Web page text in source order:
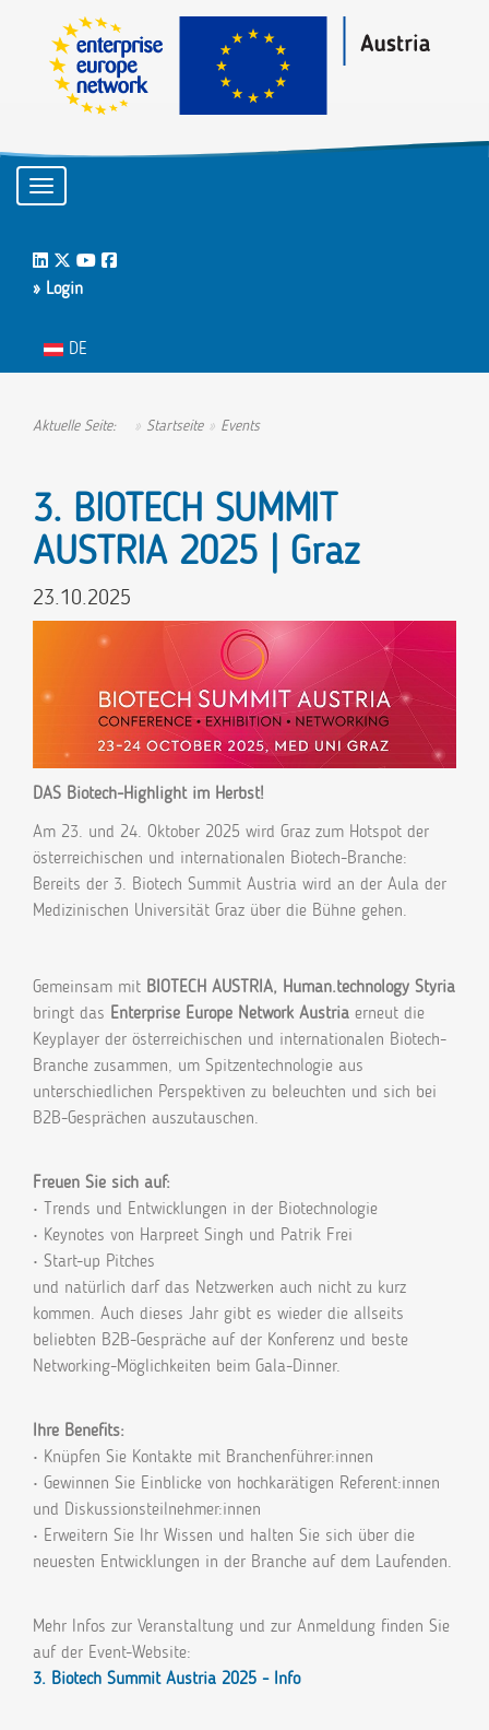
Toggle navigation
LinkedIn
Twitter
Youtube
Facebook
» Login
Sprache auswählen
DE
Aktuelle Seite: Startseite Events
3. BIOTECH SUMMIT
AUSTRIA 2025 | Graz
23.10.2025
DAS Biotech-Highlight im Herbst!
Am 23. und 24. Oktober 2025 wird Graz zum Hotspot der
österreichischen und internationalen Biotech-Branche:
Bereits der 3. Biotech Summit Austria wird an der Aula der
Medizinischen Universität Graz über die Bühne gehen.
Gemeinsam mit BIOTECH AUSTRIA, Human.technology Styria
bringt das Enterprise Europe Network Austria erneut die
Keyplayer der österreichischen und internationalen Biotech-
Branche zusammen, um Spitzentechnologie aus
unterschiedlichen Perspektiven zu beleuchten und sich bei
B2B-Gesprächen auszutauschen.
Freuen Sie sich auf:
• Trends und Entwicklungen in der Biotechnologie
• Keynotes von Harpreet Singh und Patrik Frei
• Start-up Pitches
und natürlich darf das Netzwerken auch nicht zu kurz
kommen. Auch dieses Jahr gibt es wieder die allseits
beliebten B2B-Gespräche auf der Konferenz und beste
Networking-Möglichkeiten beim Gala-Dinner.
Ihre Benefits:
• Knüpfen Sie Kontakte mit Branchenführer:innen
• Gewinnen Sie Einblicke von hochkarätigen Referent:innen
und Diskussionsteilnehmer:innen
• Erweitern Sie Ihr Wissen und halten Sie sich über die
neuesten Entwicklungen in der Branche auf dem Laufenden.
Mehr Infos zur Veranstaltung und zur Anmeldung finden Sie
auf der Event-Website:
3. Biotech Summit Austria 2025 - Info